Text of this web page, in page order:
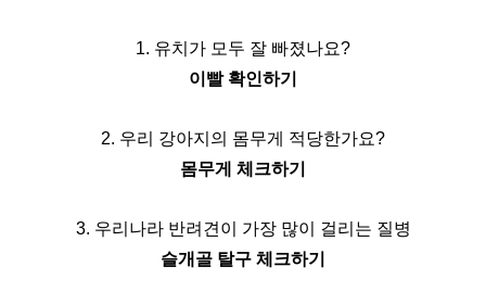
1. 유치가 모두 잘 빠졌나요?
이빨 확인하기
2. 우리 강아지의 몸무게 적당한가요?
몸무게 체크하기
3. 우리나라 반려견이 가장 많이 걸리는 질병
슬개골 탈구 체크하기